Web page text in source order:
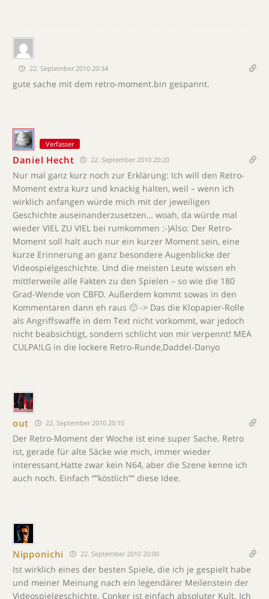
22. September 2010 20:34
gute sache mit dem retro-moment.bin gespannt.
Verfasser
Daniel Hecht 22. September 2010 20:20
Nur mal ganz kurz noch zur Erklärung: Ich will den Retro-
Moment extra kurz und knackig halten, weil – wenn ich
wirklich anfangen würde mich mit der jeweiligen
Geschichte auseinanderzusetzen… woah, da würde mal
wieder VIEL ZU VIEL bei rumkommen :-)Also: Der Retro-
Moment soll halt auch nur ein kurzer Moment sein, eine
kurze Erinnerung an ganz besondere Augenblicke der
Videospielgeschichte. Und die meisten Leute wissen eh
mittlerweile alle Fakten zu den Spielen – so wie die 180
Grad-Wende von CBFD. Außerdem kommt sowas in den
Kommentaren dann eh raus 🙂 -> Das die Klopapier-Rolle
als Angriffswaffe in dem Text nicht vorkommt, war jedoch
nicht beabsichtigt, sondern schlicht von mir verpennt! MEA
CULPA!LG in die lockere Retro-Runde,Daddel-Danyo
out 22. September 2010 20:10
Der Retro-Moment der Woche ist eine super Sache. Retro
ist, gerade für alte Säcke wie mich, immer wieder
interessant.Hatte zwar kein N64, aber die Szene kenne ich
auch noch. Einfach “”köstlich”” diese Idee.
Nipponichi 22. September 2010 20:00
Ist wirklich eines der besten Spiele, die ich je gespielt habe
und meiner Meinung nach ein legendärer Meilenstein der
Videospielgeschichte. Conker ist einfach absoluter Kult. Ich